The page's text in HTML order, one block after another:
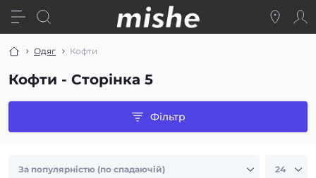
Одяг Кофти
Кофти - Сторінка 5
Фільтр